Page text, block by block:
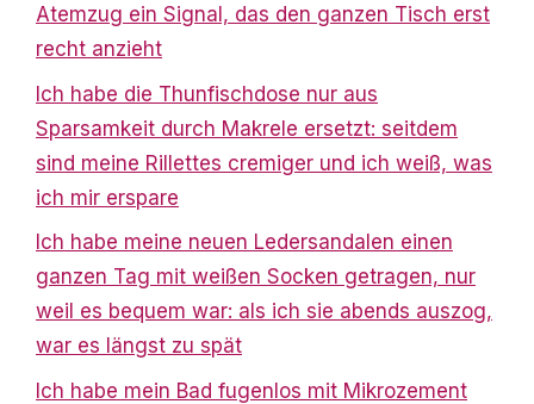
Atemzug ein Signal, das den ganzen Tisch erst
recht anzieht
Ich habe die Thunfischdose nur aus
Sparsamkeit durch Makrele ersetzt: seitdem
sind meine Rillettes cremiger und ich weiß, was
ich mir erspare
Ich habe meine neuen Ledersandalen einen
ganzen Tag mit weißen Socken getragen, nur
weil es bequem war: als ich sie abends auszog,
war es längst zu spät
Ich habe mein Bad fugenlos mit Mikrozement